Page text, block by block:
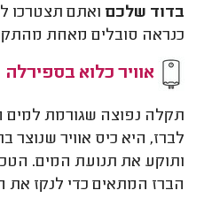
בדוד שלכם ואתם תצטרכו
כנראה סובלים מאחת
אוויר כלוא בספירלה
תקלה נפוצה שגורמת למים
לברז, היא כיס אוויר שנוצר
ותוקע את תנועת המים.
הברז המתאים כדי לנקז את